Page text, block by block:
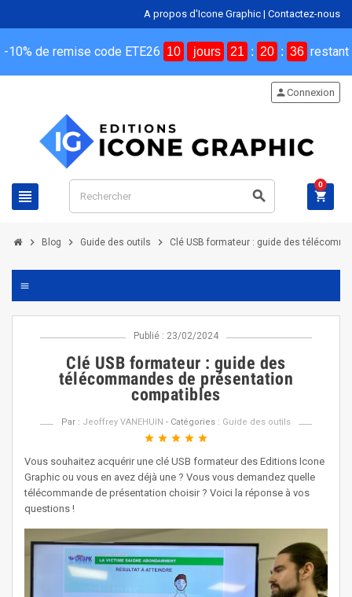
A propos d'Icone Graphic | Contactez-nous
-10% de remise code ETE26 10 jours 21 : 20 : 34 restant
view_headline search
personConnexion
shopping_cart
0
chevron_right Blog chevron_right Guide des outils chevron_right Clé USB formateur : guide des
menu
Publié : 23/02/2024
Clé USB formateur : guide des
télécommandes de présentation
compatibles
Par : Jeoffrey VANEHUIN - Catégories : Guide des outils
star star star star star
Vous souhaitez acquérir une clé USB formateur des Editions Icone
Graphic ou vous en avez déjà une ? Vous vous demandez quelle
télécommande de présentation choisir ? Voici la réponse à vos
questions !